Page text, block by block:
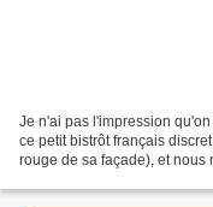
Je n'ai pas l'impression
ce petit bistrôt français
rouge de sa façade), et nous